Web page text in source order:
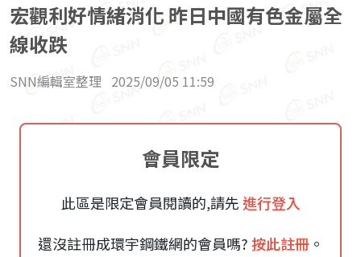
宏觀利好情緒消化 昨日中國有色金屬全
線收跌
SNN編輯室整理 2025/09/05 11:59
會員限定
此區是限定會員閱讀的,請先 進行登入
還沒註冊成環宇鋼鐵網的會員嗎?按此註冊。